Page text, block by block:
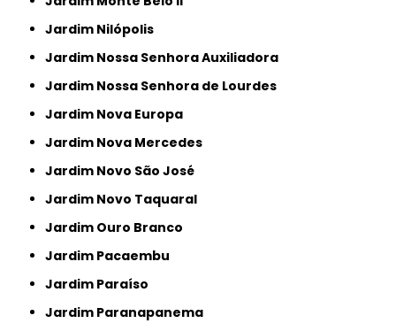
Jardim Nilópolis
Jardim Nossa Senhora Auxiliadora
Jardim Nossa Senhora de Lourdes
Jardim Nova Europa
Jardim Nova Mercedes
Jardim Novo São José
Jardim Novo Taquaral
Jardim Ouro Branco
Jardim Pacaembu
Jardim Paraíso
Jardim Paranapanema